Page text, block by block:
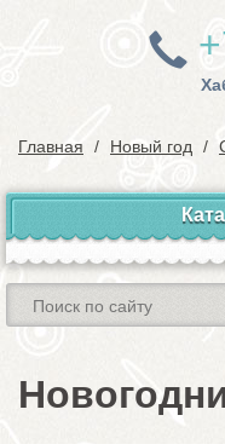
Главная Новый год